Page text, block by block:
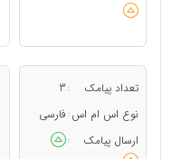
تعداد پیامک :
3
نوع اس ام اس : فارسی
ارسال پیامک
: